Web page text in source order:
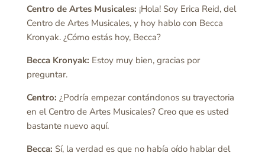
Centro de Artes Musicales: ¡Hola! Soy Erica Reid, del
Centro de Artes Musicales, y hoy hablo con Becca
Kronyak. ¿Cómo estás hoy, Becca?
Becca Kronyak: Estoy muy bien, gracias por
preguntar.
Centro: ¿Podría empezar contándonos su trayectoria
en el Centro de Artes Musicales? Creo que es usted
bastante nuevo aquí.
Becca: Sí, la verdad es que no había oído hablar del